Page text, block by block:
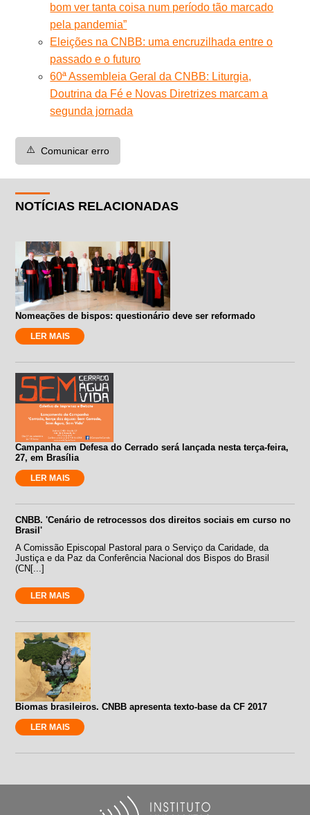
bom ver tanta coisa num período tão marcado
pela pandemia”
Eleições na CNBB: uma encruzilhada entre o
passado e o futuro
60ª Assembleia Geral da CNBB: Liturgia,
Doutrina da Fé e Novas Diretrizes marcam a
segunda jornada
⚠️ Comunicar erro
NOTÍCIAS RELACIONADAS
Nomeações de bispos: questionário deve ser reformado
LER MAIS
Campanha em Defesa do Cerrado será lançada nesta terça-feira,
27, em Brasília
LER MAIS
CNBB. 'Cenário de retrocessos dos direitos sociais em curso no
Brasil'
A Comissão Episcopal Pastoral para o Serviço da Caridade, da
Justiça e da Paz da Conferência Nacional dos Bispos do Brasil
(CN[...]
LER MAIS
Biomas brasileiros. CNBB apresenta texto-base da CF 2017
LER MAIS